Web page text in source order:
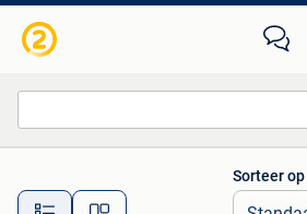
Alle afstanden…
Sorteer op